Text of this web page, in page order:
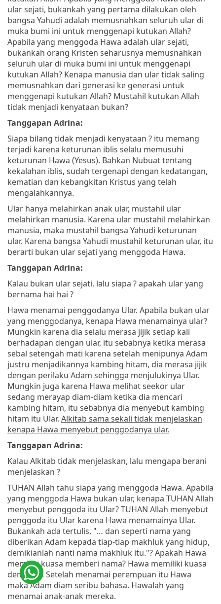
ular sejati, bukankah yang pertama dilakukan oleh
bangsa Yahudi adalah memusnahkan seluruh ular di
muka bumi ini untuk menggenapi kutukan Allah?
Apabila yang menggoda Hawa adalah ular sejati,
bukankah orang Kristen seharusnya memusnahkan
seluruh ular di muka bumi ini untuk menggenapi
kutukan Allah? Kenapa manusia dan ular tidak saling
memusnahkan dari generasi ke generasi untuk
menggenapi kutukan Allah? Mustahil kutukan Allah
tidak menjadi kenyataan bukan?
Tanggapan Adrina:
Siapa bilang tidak menjadi kenyataan ? itu memang
terjadi karena keturunan iblis selalu memusuhi
keturunan Hawa (Yesus). Bahkan Nubuat tentang
kekalahan iblis, sudah tergenapi dengan kedatangan,
kematian dan kebangkitan Kristus yang telah
mengalahkannya.
Ular hanya melahirkan anak ular, mustahil ular
melahirkan manusia. Karena ular mustahil melahirkan
manusia, maka mustahil bangsa Yahudi keturunan
ular. Karena bangsa Yahudi mustahil keturunan ular, itu
berarti bukan ular sejati yang menggoda Hawa.
Tanggapan Adrina:
Kalau bukan ular sejati, lalu siapa ? apakah ular yang
bernama hai hai ?
Hawa menamai penggodanya Ular. Apabila bukan ular
yang menggodanya, kenapa Hawa menamainya ular?
Mungkin karena dia selalu merasa jijik setiap kali
berhadapan dengan ular, itu sebabnya ketika merasa
sebal setengah mati karena setelah menipunya Adam
justru menjadikannya kambing hitam, dia merasa jijik
dengan perilaku Adam sehingga menjulukinya Ular.
Mungkin juga karena Hawa melihat seekor ular
sedang merayap diam-diam ketika dia mencari
kambing hitam, itu sebabnya dia menyebut kambing
hitam itu Ular. Alkitab sama sekali tidak menjelaskan
kenapa Hawa menyebut penggodanya ular.
Tanggapan Adrina:
Kalau Alkitab tidak menjelaskan, lalu mengapa berani
menjelaskan ?
TUHAN Allah tahu siapa yang menggoda Hawa. Apabila
yang menggoda Hawa bukan ular, kenapa TUHAN Allah
menyebut penggoda itu Ular? TUHAN Allah menyebut
penggoda itu Ular karena Hawa menamainya Ular.
Bukankah ada tertulis, "… dan seperti nama yang
diberikan Adam kepada tiap-tiap makhluk yang hidup,
demikianlah nanti nama makhluk itu."? Apakah Hawa
memiliki kuasa memberi nama? Hawa memiliki kuasa
demikian. Setelah menamai perempuan itu Hawa
maka Adam diam seribu bahasa. Hawalah yang
menamai anak-anak mereka.